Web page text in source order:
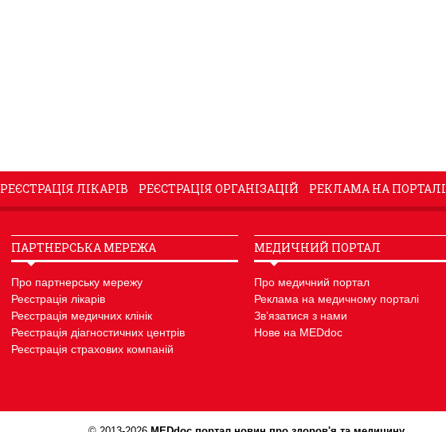
РЕЄСТРАЦІЯ ЛІКАРІВ РЕЄСТРАЦІЯ ОРГАНІЗАЦІЙ РЕКЛАМА НА ПОРТАЛІ
ПАРТНЕРСЬКА МЕРЕЖА
Про партнерську мережу
Реєстрація лікарів
Реєстрація медичних клінік
Реєстрація діагностичних центрів
Реєстрація страхових компаній
МЕДИЧНИЙ ПОРТАЛ
Про медичний портал
Реклама на медичному порталі
Зв’язатися з нами
Нове на MEDdoc